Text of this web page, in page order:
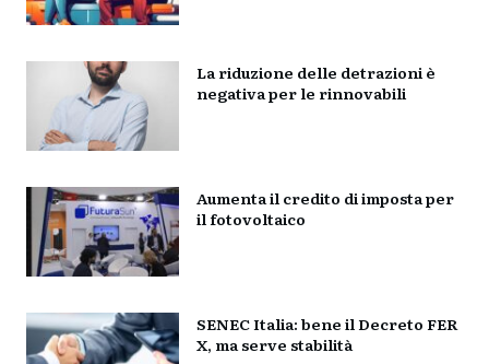
La riduzione delle detrazioni è
negativa per le rinnovabili
Aumenta il credito di imposta per
il fotovoltaico
SENEC Italia: bene il Decreto FER
X, ma serve stabilità